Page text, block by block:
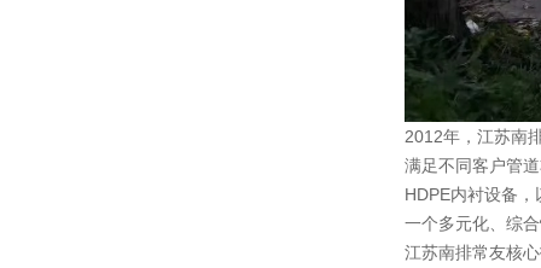
2012年，江苏南
满足不同客户管
HDPE内衬设备
一个多元化、综
江苏南排常友核